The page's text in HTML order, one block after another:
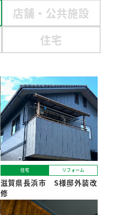
店舗・公共施設
住宅
住宅 リフォーム
滋賀県長浜市 S様邸外装改
修